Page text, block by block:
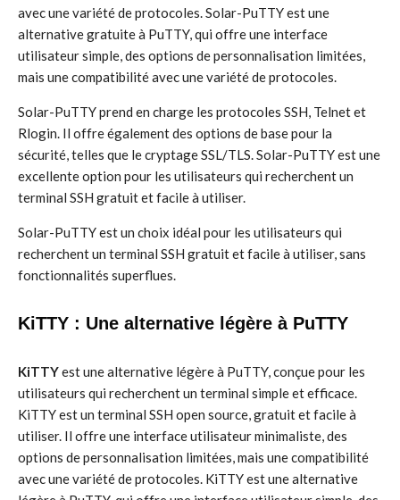
avec une variété de protocoles. Solar-PuTTY est une
alternative gratuite à PuTTY, qui offre une interface
utilisateur simple, des options de personnalisation limitées,
mais une compatibilité avec une variété de protocoles.
Solar-PuTTY prend en charge les protocoles SSH, Telnet et
Rlogin. Il offre également des options de base pour la
sécurité, telles que le cryptage SSL/TLS. Solar-PuTTY est une
excellente option pour les utilisateurs qui recherchent un
terminal SSH gratuit et facile à utiliser.
Solar-PuTTY est un choix idéal pour les utilisateurs qui
recherchent un terminal SSH gratuit et facile à utiliser, sans
fonctionnalités superflues.
KiTTY : Une alternative légère à PuTTY
KiTTYest une alternative légère à PuTTY, conçue pour les
utilisateurs qui recherchent un terminal simple et efficace.
KiTTY est un terminal SSH open source, gratuit et facile à
utiliser. Il offre une interface utilisateur minimaliste, des
options de personnalisation limitées, mais une compatibilité
avec une variété de protocoles. KiTTY est une alternative